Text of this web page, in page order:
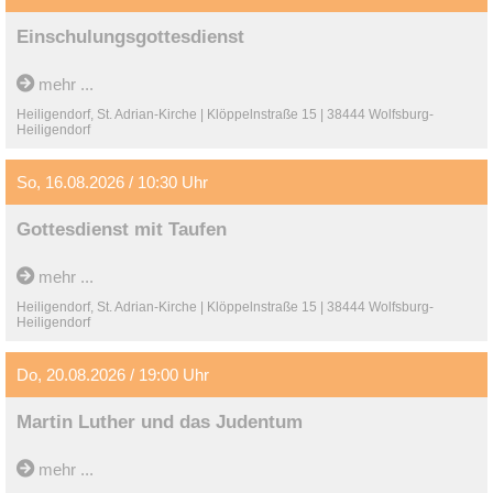
Israel. Der Vortrag leuchtet die spannungsreiche Beziehung des
Apostels Paulus zum Judentum in ihren unterschiedlichen
Facetten aus. Bernd Kollmann Prof. em. Bernd Kollmann war
bis August 2025 Professor für Exegese und Theologie des
Neuen Testaments im Fach Evangelische Theologie an der
Universität Siegen.
Einschulungsgottesdienst
mehr ...
Heiligendorf, St. Adrian-Kirche | Klöppelnstraße 15 | 38444 Wolfsburg-
Heiligendorf
So, 16.08.2026 / 10:30 Uhr
Gottesdienst mit Taufen
mehr ...
Heiligendorf, St. Adrian-Kirche | Klöppelnstraße 15 | 38444 Wolfsburg-
Heiligendorf
Do, 20.08.2026 / 19:00 Uhr
Martin Luther und das Judentum
„Wir sehen täglich an den Juden, wie steif und verstockt sie
sind. So giftig hässlich können sie über Christus reden. Sie
mehr ...